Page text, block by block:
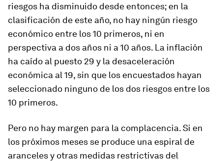
riesgos ha disminuido desde entonces; en la
clasificación de este año, no hay ningún riesgo
económico entre los 10 primeros, ni en
perspectiva a dos años ni a 10 años. La inflación
ha caído al puesto 29 y la desaceleración
económica al 19, sin que los encuestados hayan
seleccionado ninguno de los dos riesgos entre los
10 primeros.
Pero no hay margen para la complacencia. Si en
los próximos meses se produce una espiral de
aranceles y otras medidas restrictivas del